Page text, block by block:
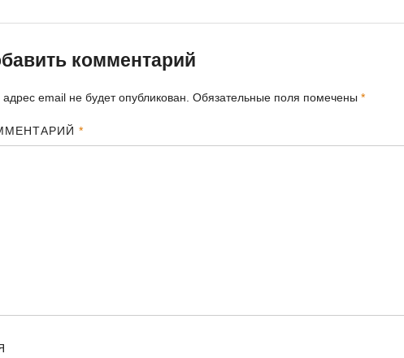
комментарий
email не будет опубликован. Обязательные поля помечены *
*